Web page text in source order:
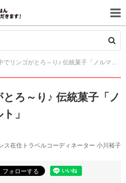
ンゴがとろ～り♪ 伝統菓子「ノルマンディー風タルト」
ろ～り♪ 伝統菓子「ノ
」
ス在住トラベルコーディネーター 小川裕子